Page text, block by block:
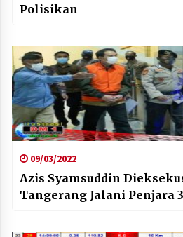
Polisikan
09/03/2022
Azis Syamsuddin
Tangerang Jalani Penjara